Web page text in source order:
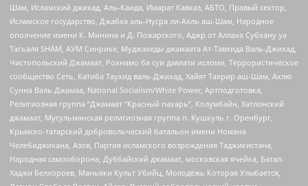
Шам, Исламский джихад, Аль-Каида, Имарат Кавказ, АБТО, Правый сектор,
Исламское государство, Джабха аль-Нусра ли-Ахль аш-Шам, Народное
ополчение имени К. Минина и Д. Пожарского, Аджр от Аллаха Субхану уа
Тагьаля SHAM, АУМ Синрике, Муджахеды джамаата Ат-Тавхида Валь-Джихад,
Чистопольский Джамаат, Рохнамо ба суи давлати исломи, Террористическое
сообщество Сеть, Катиба Таухид валь-Джихад, Хайят Тахрир аш-Шам, Ахлю
Сунна Валь Джамаа, National Socialism/White Power, Артподготовка,
Религиозная группа “Джамаат “Красный пахарь”, Колумбайн, Хатлонский
джамаат, Мусульманская религиозная группа п. Кушкуль г. Оренбург,
Крымско-татарский добровольческий батальон имени Номана
Челебиджихана, Азов, Партия исламского возрождения Таджикистана,
Народная самооборона, Дуббайский джамаат, московская ячейка, Батал-
Хаджи Белхороев, Маньяки Культ Убийц, Молодёжь Которая Улыбается,